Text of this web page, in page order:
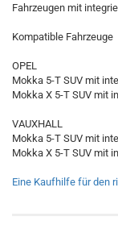
Fahrzeugen mit
Kompatible Fahrzeuge
OPEL
Mokka 5-T SUV mit
Mokka X 5-T SUV mit
VAUXHALL
Mokka 5-T SUV mit
Mokka X 5-T SUV mit
Eine Kaufhilfe für den